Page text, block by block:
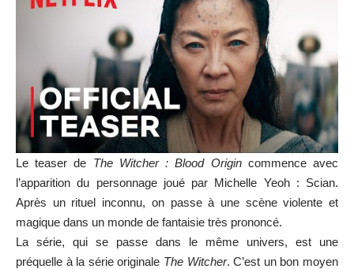
Le teaser de The Witcher : Blood Origin commence avec
l’apparition du personnage joué par Michelle Yeoh : Scian.
Après un rituel inconnu, on passe à une scène violente et
magique dans un monde de fantaisie très prononcé.
La série, qui se passe dans le même univers, est une
préquelle à la série originale The Witcher. C’est un bon moyen